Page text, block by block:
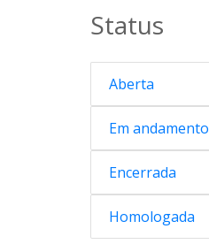
Status
Aberta
Em andamento
Encerrada
Homologada